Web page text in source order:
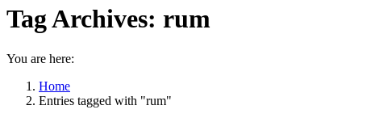
Tag Archives: rum
You are here:
Home
Entries tagged with "rum"